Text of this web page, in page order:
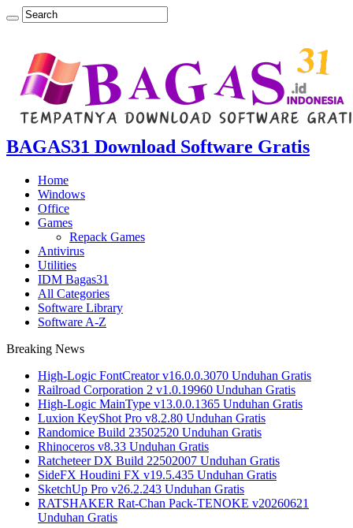
BAGAS31 Download Software Gratis
Home
Windows
Office
Games
Repack Games
Antivirus
Utilities
IDM Bagas31
All Categories
Software Library
Software A-Z
Breaking News
High-Logic FontCreator v16.0.0.3070 Unduhan Gratis
Railroad Corporation 2 v1.0.19960 Unduhan Gratis
High-Logic MainType v13.0.0.1365 Unduhan Gratis
Luxion KeyShot Pro v8.2.80 Unduhan Gratis
Randomice Build 23502520 Unduhan Gratis
Rhinoceros v8.33 Unduhan Gratis
Ratcheteer DX Build 22502007 Unduhan Gratis
SideFX Houdini FX v19.5.435 Unduhan Gratis
SketchUp Pro v26.2.243 Unduhan Gratis
RATSHAKER Rat-Chan Pack-TENOKE v20260621
Unduhan Gratis